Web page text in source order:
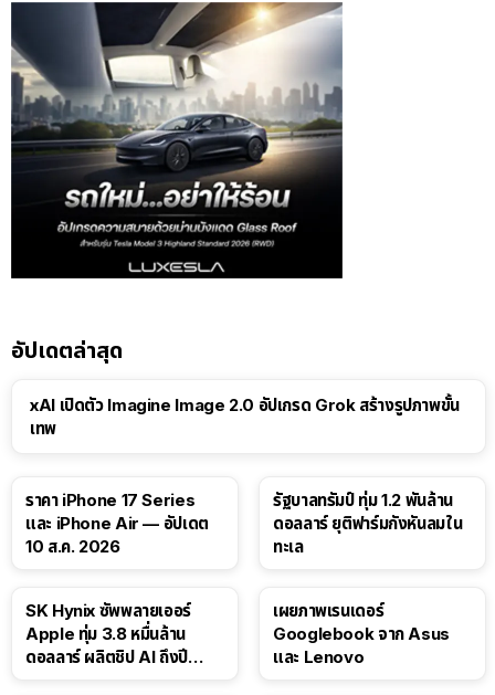
อัปเดตล่าสุด
xAI เปิดตัว Imagine Image 2.0 อัปเกรด Grok สร้างรูปภาพขั้น
เทพ
ราคา iPhone 17 Series
และ iPhone Air — อัปเดต
10 ส.ค. 2026
รัฐบาลทรัมป์ ทุ่ม 1.2 พันล้าน
ดอลลาร์ ยุติฟาร์มกังหันลมใน
ทะเล
SK Hynix ซัพพลายเออร์
Apple ทุ่ม 3.8 หมื่นล้าน
ดอลลาร์ ผลิตชิป AI ถึงปี
เผยภาพเรนเดอร์
Googlebook จาก Asus
และ Lenovo